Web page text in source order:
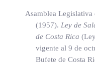
En materia de su
decisiones de la
prevalecerán sobre las
Financieras.
Asamblea Legislativa
(1957). Ley de
de Costa Rica
vigente al 9 de
Bufete de Costa